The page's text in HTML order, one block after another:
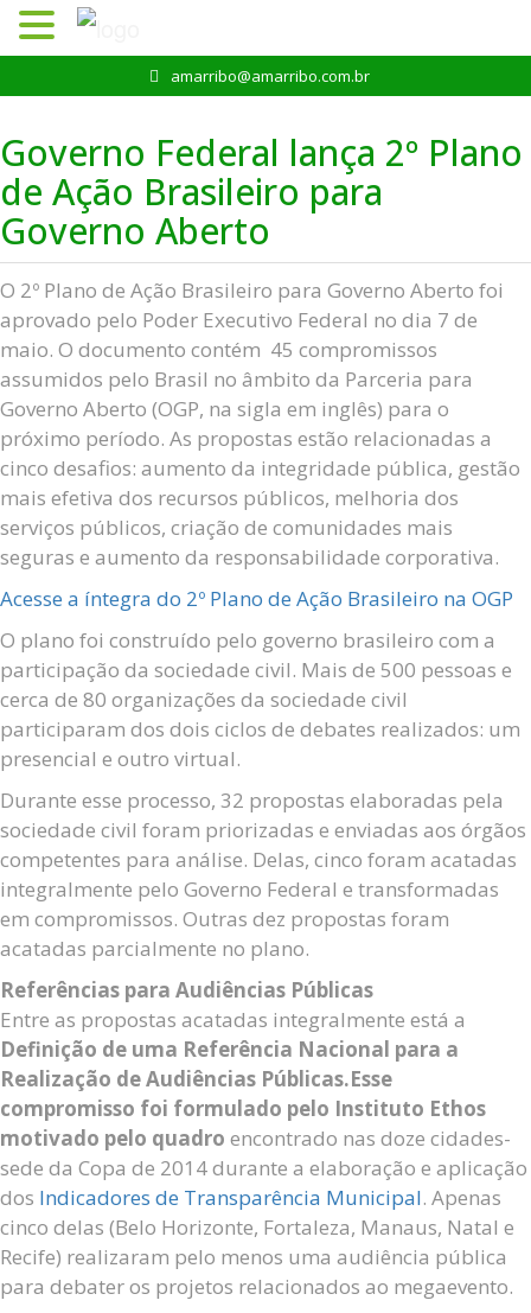
para
conteúdo
amarribo@amarribo.com.br
Governo Federal lança 2º Plano
de Ação Brasileiro para
Governo Aberto
O 2º Plano de Ação Brasileiro para Governo Aberto foi
aprovado pelo Poder Executivo Federal no dia 7 de
maio. O documento contém 45 compromissos
assumidos pelo Brasil no âmbito da Parceria para
Governo Aberto (OGP, na sigla em inglês) para o
próximo período. As propostas estão relacionadas a
cinco desafios: aumento da integridade pública, gestão
mais efetiva dos recursos públicos, melhoria dos
serviços públicos, criação de comunidades mais
seguras e aumento da responsabilidade corporativa.
Acesse a íntegra do 2º Plano de Ação Brasileiro na OGP
O plano foi construído pelo governo brasileiro com a
participação da sociedade civil. Mais de 500 pessoas e
cerca de 80 organizações da sociedade civil
participaram dos dois ciclos de debates realizados: um
presencial e outro virtual.
Durante esse processo, 32 propostas elaboradas pela
sociedade civil foram priorizadas e enviadas aos órgãos
competentes para análise. Delas, cinco foram acatadas
integralmente pelo Governo Federal e transformadas
em compromissos. Outras dez propostas foram
acatadas parcialmente no plano.
Referências para Audiências Públicas
Entre as propostas acatadas integralmente está a
Definição de uma Referência Nacional para a
Realização de Audiências Públicas.Esse
compromisso foi formulado pelo Instituto Ethos
motivado pelo quadro encontrado nas doze cidades-
sede da Copa de 2014 durante a elaboração e aplicação
dos Indicadores de Transparência Municipal. Apenas
cinco delas (Belo Horizonte, Fortaleza, Manaus, Natal e
Recife) realizaram pelo menos uma audiência pública
para debater os projetos relacionados ao megaevento.